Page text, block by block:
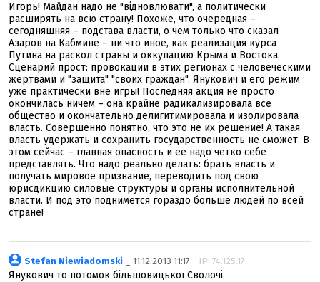
Игорь! Майдан надо не "відновлювати", а политически
расширять на всю страну! Похоже, что очередная –
сегодняшняя – подстава власти, о чем только что сказал
Азаров на Кабмине – ни что иное, как реализация курса
Путина на раскол страны и оккупацию Крыма и Востока.
Сценарий прост: провокации в этих регионах с человеческими
жертвами и "защита" "своих граждан". Янукович и его режим
уже практически вне игры! Последняя акция не просто
окончилась ничем – она крайне радикализировала все
общество и окончательно делигитимировала и изолировала
власть. Совершенно понятно, что это не их решение! А такая
власть удержать и сохранить государственность не сможет. В
этом сейчас – главная опасность и ее надо четко себе
представлять. Что надо реально делать: брать власть и
получать мировое признание, переводить под свою
юрисдикцию силовые структуры и органы исполнительной
власти. И под это поднимется гораздо больше людей по всей
стране!
Stefan Niewiadomski _ 11.12.2013 11:17 IP: 74.125.17.---
Янукович то потомок більшовицької Сволочі.